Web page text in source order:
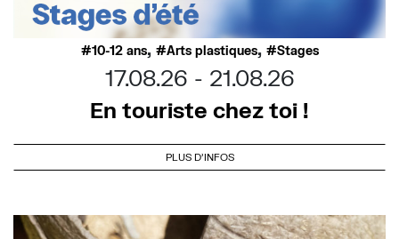
10-12 ans, Arts plastiques, Stages
17.08.26
21.08.26
En touriste chez toi !
PLUS D'INFOS